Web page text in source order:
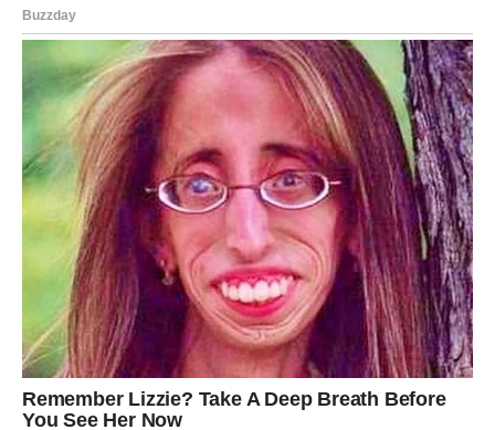
Mnogi Bikovi uskoro će osjetiti olakšanje kada je riječ o
novcu.
Možda ćete pronaći dodatni izvor prihoda.
Možda ćete riješiti problem koji vas je dugo opterećivao.
Možda ćete konačno dobiti ono što vam pripada.
Kako god bilo, zvijezde pokazuju da dolazi stabilniji
period i više razloga za optimizam.
LJUBAV VAM DONOSI MIR KOJI